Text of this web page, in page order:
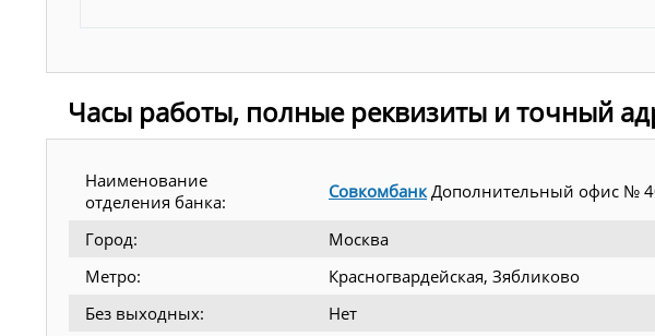
Часы работы, полные реквизиты и точный
Наименование
отделения банка:
СовкомбанкДополнительный офис №
Город:
Москва
Метро:
Красногвардейская, Зябликово
Без выходных:
Нет